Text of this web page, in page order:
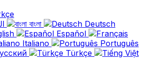
বাংলা
Deutsch
Español
Italiano
Português
Türkçe